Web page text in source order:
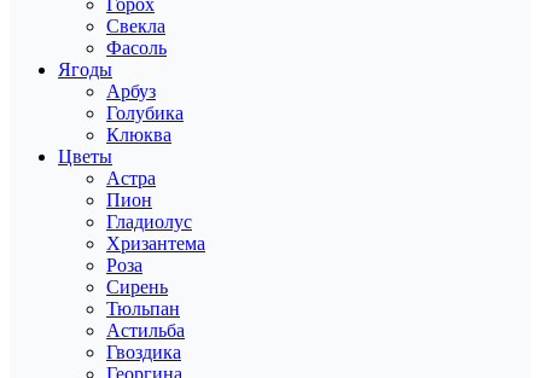
Горох
Свекла
Фасоль
Ягоды
Арбуз
Голубика
Клюква
Цветы
Астра
Пион
Гладиолус
Хризантема
Роза
Сирень
Тюльпан
Астильба
Гвоздика
Георгина